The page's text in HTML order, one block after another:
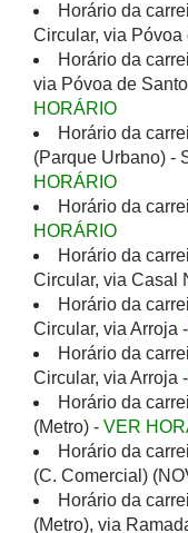
Horário da
Circular, via Póvoa
Horário da
via Póvoa de
HORÁRIO
Horário da
(Parque Urbano) -
HORÁRIO
Horário da
HORÁRIO
Horário da
Circular, via Casal
Horário da
Circular, via Arroja -
Horário da
Circular, via Arroja -
Horário da
(Metro) - VER
Horário da
(C. Comercial)
Horário da
(Metro), via